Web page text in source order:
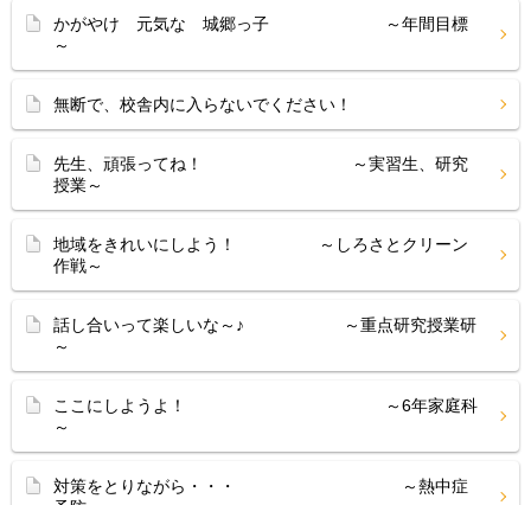
かがやけ 元気な 城郷っ子 ～年間目標
～
無断で、校舎内に入らないでください！
先生、頑張ってね！ ～実習生、研究
授業～
地域をきれいにしよう！ ～しろさとクリーン
作戦～
話し合いって楽しいな～♪ ～重点研究授業研
～
ここにしようよ！ ～6年家庭科
～
対策をとりながら・・・ ～熱中症